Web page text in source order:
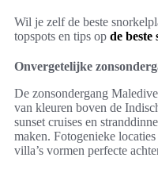
Wil je zelf de beste
topspots en tips op de
Onvergetelijke
De zonsondergang
van kleuren boven de
sunset cruises en
maken. Fotogenieke
villa’s vormen perfecte